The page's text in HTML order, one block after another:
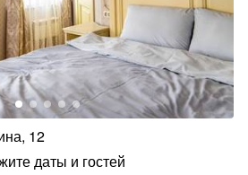
12
даты и гостей